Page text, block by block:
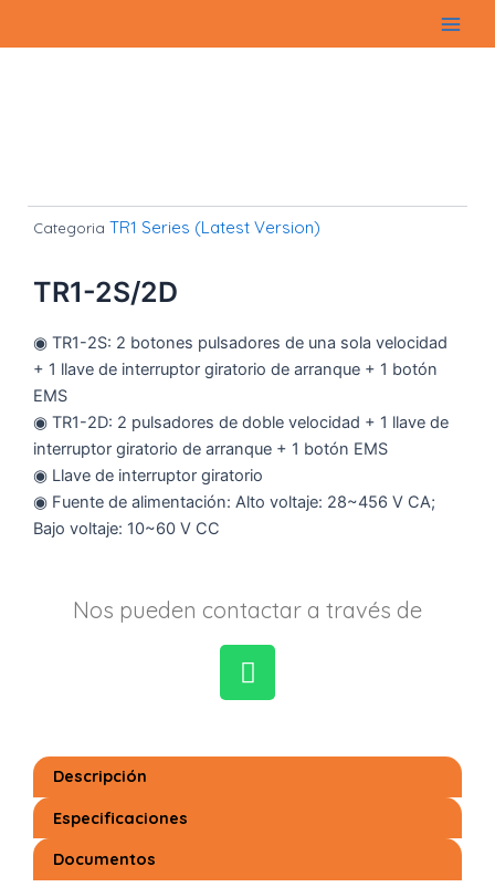
Main
Categoria TR1 Series (Latest Version)
TR1-2S/2D
◉ TR1-2S: 2 botones pulsadores de una sola velocidad
+ 1 llave de interruptor giratorio de arranque + 1 botón
EMS
◉ TR1-2D: 2 pulsadores de doble velocidad + 1 llave de
interruptor giratorio de arranque + 1 botón EMS
◉ Llave de interruptor giratorio
◉ Fuente de alimentación: Alto voltaje: 28~456 V CA;
Bajo voltaje: 10~60 V CC
Nos pueden contactar a través de
W
a
Descripción
Especificaciones
Documentos